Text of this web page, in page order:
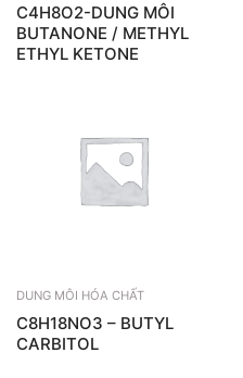
C4H8O2-DUNG MÔI
BUTANONE / METHYL
ETHYL KETONE
DUNG MÔI HÓA CHẤT
C8H18NO3 – BUTYL
CARBITOL